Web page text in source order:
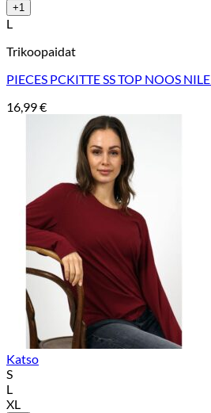
+1
L
Trikoopaidat
PIECES PCKITTE SS TOP NOOS
16,99€
Katso
S
L
XL